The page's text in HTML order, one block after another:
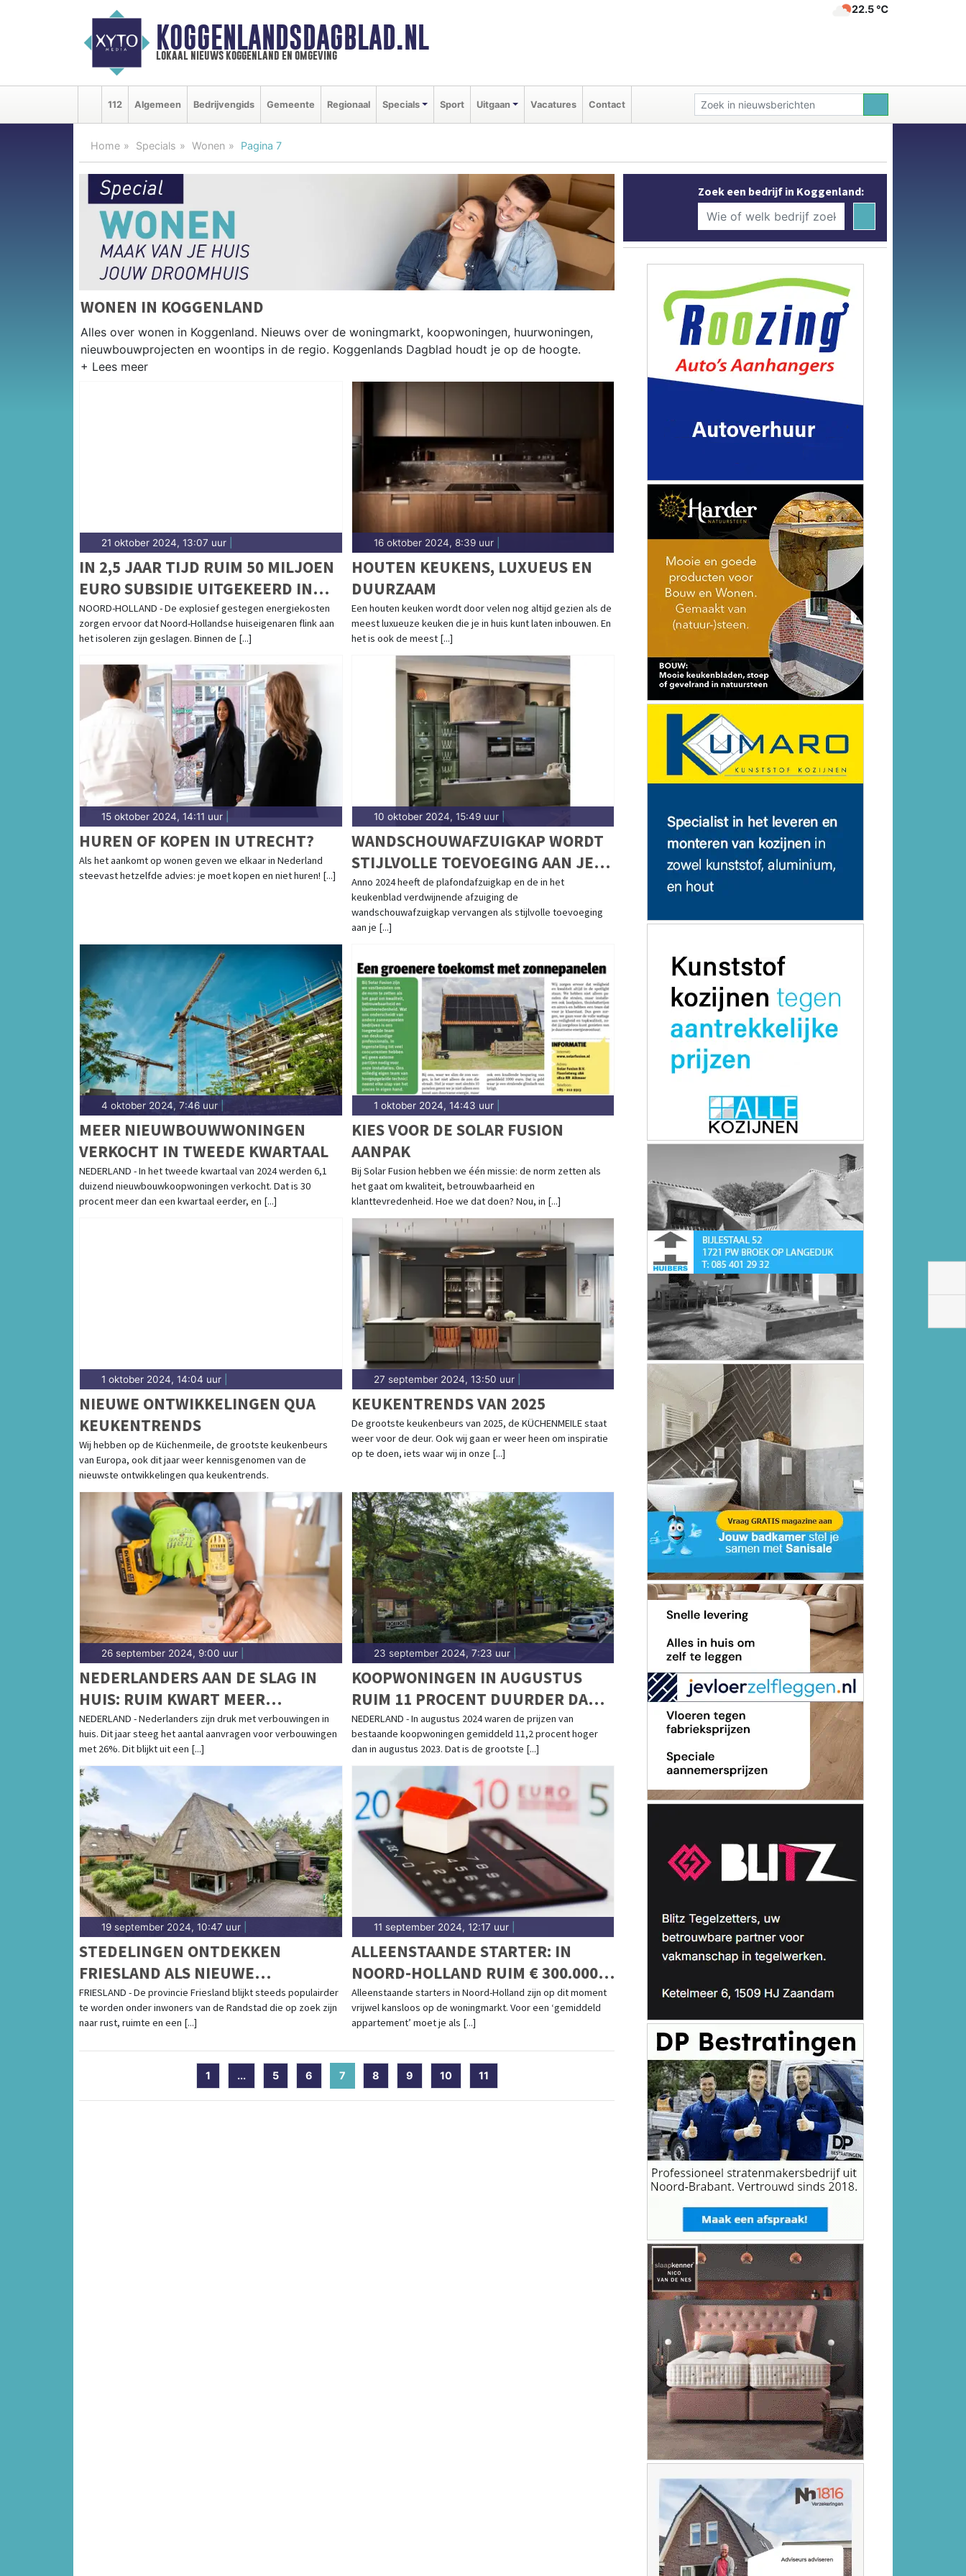
KOGGENLANDSDAGBLAD.NL
lokaal nieuws koggenland en omgeving
22.5 ℃
112 Algemeen Bedrijvengids Gemeente Regionaal Specials Sport Uitgaan Vacatures Contact
Home Specials Wonen Pagina 7
WONEN IN KOGGENLAND
Alles over wonen in Koggenland. Nieuws over de woningmarkt, koopwoningen, huurwoningen,
nieuwbouwprojecten en woontips in de regio. Koggenlands Dagblad houdt je op de hoogte.
21 oktober 2024, 13:07 uur
IN 2,5 JAAR TIJD RUIM 50 MILJOEN
EURO SUBSIDIE UITGEKEERD IN
NOORD-HOLLAND VOOR
WONINGISOLATIE
NOORD-HOLLAND - De explosief gestegen energiekosten
zorgen ervoor dat Noord-Hollandse huiseigenaren flink aan
het isoleren zijn geslagen. Binnen de [...]
16 oktober 2024, 8:39 uur|
HOUTEN KEUKENS, LUXUEUS EN
DUURZAAM
Een houten keuken wordt door velen nog altijd gezien als de
meest luxueuze keuken die je in huis kunt laten inbouwen. En
het is ook de meest [...]
15 oktober 2024, 14:11 uur
HUREN OF KOPEN IN UTRECHT?
Als het aankomt op wonen geven we elkaar in Nederland
steevast hetzelfde advies: je moet kopen en niet huren! [...]
10 oktober 2024, 15:49 uur|
WANDSCHOUWAFZUIGKAP WORDT
STIJLVOLLE TOEVOEGING AAN JE
KEUKEN
Anno 2024 heeft de plafondafzuigkap en de in het
keukenblad verdwijnende afzuiging de
wandschouwafzuigkap vervangen als stijlvolle toevoeging
aan je [...]
4 oktober 2024, 7:46 uur
MEER NIEUWBOUWWONINGEN
VERKOCHT IN TWEEDE KWARTAAL
NEDERLAND - In het tweede kwartaal van 2024 werden 6,1
duizend nieuwbouwkoopwoningen verkocht. Dat is 30
procent meer dan een kwartaal eerder, en [...]
1 oktober 2024, 14:43 uur|
KIES VOOR DE SOLAR FUSION
AANPAK
Bij Solar Fusion hebben we één missie: de norm zetten als
het gaat om kwaliteit, betrouwbaarheid en
klanttevredenheid. Hoe we dat doen? Nou, in [...]
1 oktober 2024, 14:04 uur
NIEUWE ONTWIKKELINGEN QUA
KEUKENTRENDS
Wij hebben op de Küchenmeile, de grootste keukenbeurs
van Europa, ook dit jaar weer kennisgenomen van de
nieuwste ontwikkelingen qua keukentrends.
27 september 2024, 13:50 uur|
KEUKENTRENDS VAN 2025
De grootste keukenbeurs van 2025, de KÜCHENMEILE staat
weer voor de deur. Ook wij gaan er weer heen om inspiratie
op te doen, iets waar wij in onze [...]
26 september 2024, 9:00 uur
NEDERLANDERS AAN DE SLAG IN
HUIS: RUIM KWART MEER
VERBOUWINGEN IN 2024
NEDERLAND - Nederlanders zijn druk met verbouwingen in
huis. Dit jaar steeg het aantal aanvragen voor verbouwingen
met 26%. Dit blijkt uit een [...]
23 september 2024, 7:23 uur|
KOOPWONINGEN IN AUGUSTUS
RUIM 11 PROCENT DUURDER DAN
JAAR EERDER
NEDERLAND - In augustus 2024 waren de prijzen van
bestaande koopwoningen gemiddeld 11,2 procent hoger
dan in augustus 2023. Dat is de grootste [...]
19 september 2024, 10:47 uur
STEDELINGEN ONTDEKKEN
FRIESLAND ALS NIEUWE
WOONPLEK
FRIESLAND - De provincie Friesland blijkt steeds populairder
te worden onder inwoners van de Randstad die op zoek zijn
naar rust, ruimte en een [...]
11 september 2024, 12:17 uur|
ALLEENSTAANDE STARTER: IN
NOORD-HOLLAND RUIM € 300.000
EIGEN GELD NODIG VOOR EEN
APPARTEMENT
Alleenstaande starters in Noord-Holland zijn op dit moment
vrijwel kansloos op de woningmarkt. Voor een ‘gemiddeld
appartement’ moet je als [...]
1 ... 5 6 7 (current)
8 9 10 11
Zoek een bedrijf in Koggenland: